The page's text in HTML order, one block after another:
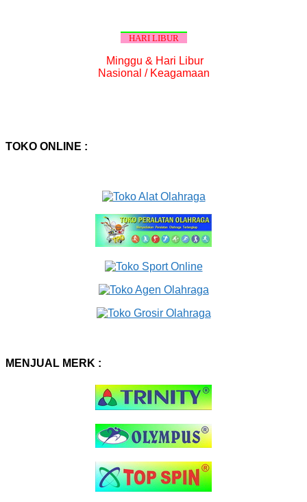
HARI LIBUR
Minggu & Hari Libur
Nasional / Keagamaan
TOKO ONLINE :
MENJUAL MERK :